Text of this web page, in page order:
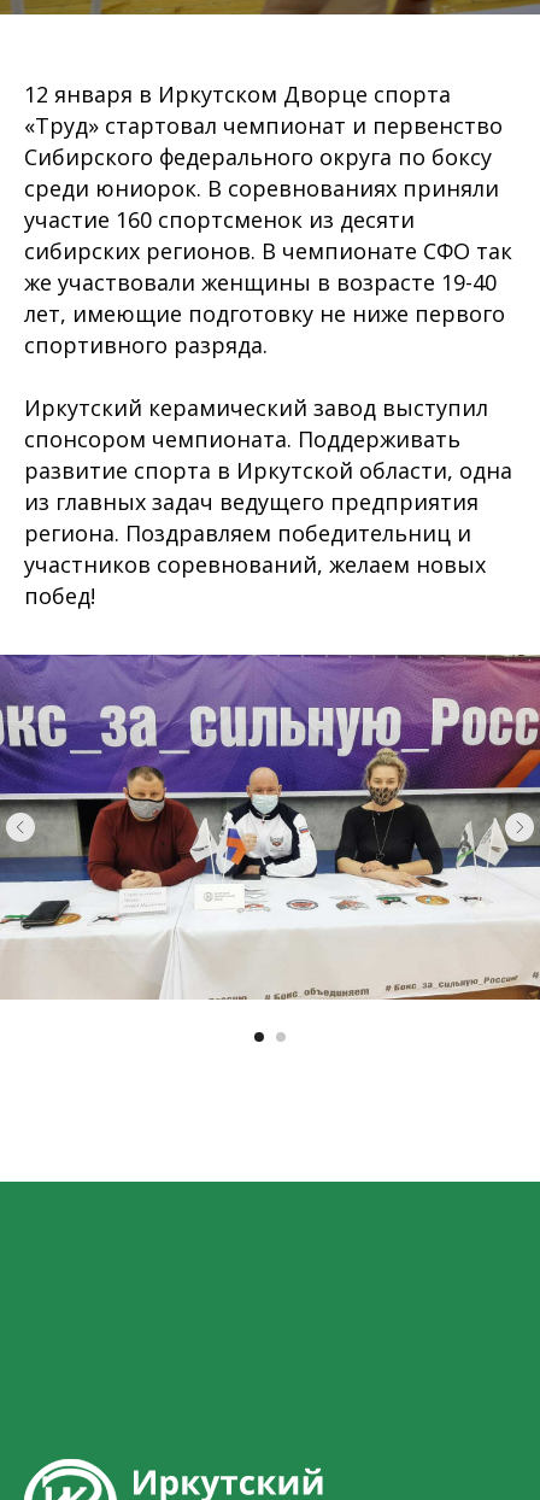
12 января в Иркутском Дворце спорта
«Труд» стартовал чемпионат и первенство
Сибирского федерального округа по боксу
среди юниорок. В соревнованиях приняли
участие 160 спортсменок из десяти
сибирских регионов. В чемпионате СФО так
же участвовали женщины в возрасте 19-40
лет, имеющие подготовку не ниже первого
спортивного разряда.
Иркутский керамический завод выступил
спонсором чемпионата. Поддерживать
развитие спорта в Иркутской области, одна
из главных задач ведущего предприятия
региона. Поздравляем победительниц и
участников соревнований, желаем новых
побед!